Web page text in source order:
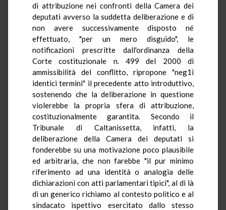
di attribuzione nei confronti della Camera dei
deputati avverso la suddetta deliberazione e di
non avere successivamente disposto né
effettuato, "per un mero disguido", le
notificazioni prescritte dall'ordinanza della
Corte costituzionale n. 499 del 2000 di
ammissibilità del conflitto, ripropone "neg1i
identici termini" il precedente atto introduttivo,
sostenendo che la deliberazione in questione
violerebbe la propria sfera di attribuzione,
costituzionalmente garantita. Secondo il
Tribunale di Caltanissetta, infatti, la
deliberazione della Camera dei deputati si
fonderebbe su una motivazione poco plausibile
ed arbitraria, che non farebbe "il pur minimo
riferimento ad una identità o analogia delle
dichiarazioni con atti parlamentari tipici", al di là
di un generico richiamo al contesto politico e al
sindacato ispettivo esercitato dallo stesso